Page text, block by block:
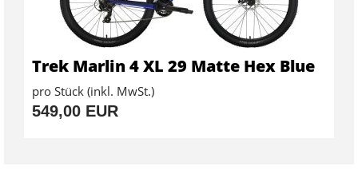
Trek Marlin 4 XL 29 Matte Hex Blue
pro Stück (inkl. MwSt.)
549,00 EUR